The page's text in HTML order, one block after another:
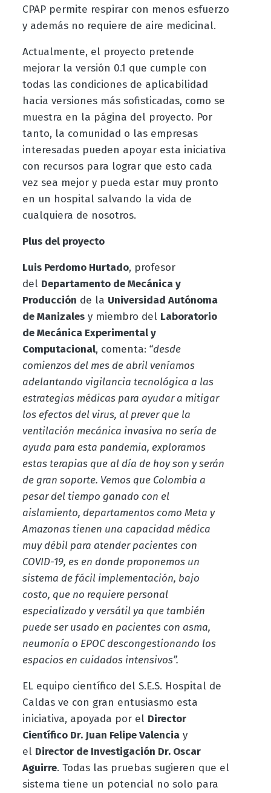
CPAP permite respirar con menos esfuerzo
y además no requiere de aire medicinal.
Actualmente, el proyecto pretende
mejorar la versión 0.1 que cumple con
todas las condiciones de aplicabilidad
hacia versiones más sofisticadas, como se
muestra en la página del proyecto. Por
tanto, la comunidad o las empresas
interesadas pueden apoyar esta iniciativa
con recursos para lograr que esto cada
vez sea mejor y pueda estar muy pronto
en un hospital salvando la vida de
cualquiera de nosotros.
Plus del proyecto
Luis Perdomo Hurtado, profesor
del Departamento de Mecánica y
Producción de la Universidad Autónoma
de Manizalesy miembro del Laboratorio
de Mecánica Experimental y
Computacional, comenta: “desde
comienzos del mes de abril veníamos
adelantando vigilancia tecnológica a las
estrategias médicas para ayudar a mitigar
los efectos del virus, al prever que la
ventilación mecánica invasiva no sería de
ayuda para esta pandemia, exploramos
estas terapias que al día de hoy son y serán
de gran soporte. Vemos que Colombia a
pesar del tiempo ganado con el
aislamiento, departamentos como Meta y
Amazonas tienen una capacidad médica
muy débil para atender pacientes con
COVID-19, es en donde proponemos un
sistema de fácil implementación, bajo
costo, que no requiere personal
especializado y versátil ya que también
puede ser usado en pacientes con asma,
neumonía o EPOC descongestionando los
espacios en cuidados intensivos”.
EL equipo científico del S.E.S. Hospital de
Caldas ve con gran entusiasmo esta
iniciativa, apoyada por el Director
Científico Dr. Juan Felipe Valenciay
el Director de Investigación Dr. Oscar
Aguirre. Todas las pruebas sugieren que el
sistema tiene un potencial no solo para